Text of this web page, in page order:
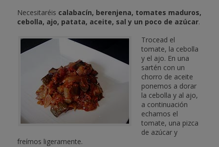
Necesitaréis calabacín, berenjena, tomates maduros,
cebolla, ajo, patata, aceite, sal y un poco de azúcar.
Trocead el
tomate, la cebolla
y el ajo. En una
sartén con un
chorro de aceite
ponemos a dorar
la cebolla y al ajo,
a continuación
echamos el
tomate, una pizca
de azúcar y
freímos ligeramente.